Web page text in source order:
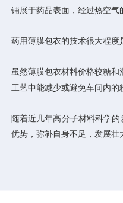
铺展于药品表面，经过热空气
药用薄膜包衣的技术很大程度
虽然薄膜包衣材料价格较糖
工艺中能减少或避免车间内的
随着近几年高分子材料科学
优势，弥补自身不足，发展壮